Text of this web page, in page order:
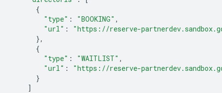
{
"type" : "BOOKING" ,
"url" :
"https://reserve-
},
{
"type" : "WAITLIST" ,
"url" :
"https://reserve-
}
]